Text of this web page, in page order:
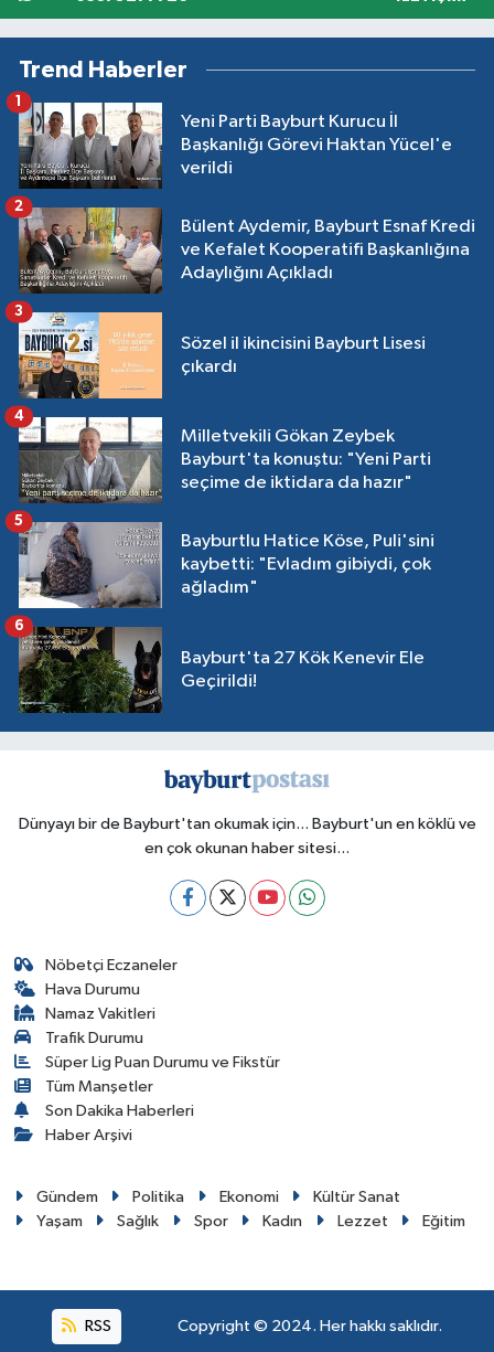
Trend Haberler
Yeni Parti Bayburt Kurucu İl
Başkanlığı Görevi Haktan Yücel'e
verildi
1
Bülent Aydemir, Bayburt Esnaf Kredi
ve Kefalet Kooperatifi Başkanlığına
Adaylığını Açıkladı
2
Sözel il ikincisini Bayburt Lisesi
çıkardı
3
Milletvekili Gökan Zeybek
Bayburt'ta konuştu: "Yeni Parti
seçime de iktidara da hazır"
4
Bayburtlu Hatice Köse, Puli'sini
kaybetti: "Evladım gibiydi, çok
ağladım"
5
Bayburt'ta 27 Kök Kenevir Ele
Geçirildi!
6
Dünyayı bir de Bayburt'tan okumak için... Bayburt'un en köklü ve
en çok okunan haber sitesi...
Nöbetçi Eczaneler
Hava Durumu
Namaz Vakitleri
Trafik Durumu
Süper Lig Puan Durumu ve Fikstür
Tüm Manşetler
Son Dakika Haberleri
Haber Arşivi
Gündem Politika Ekonomi
Kültür Sanat
Yaşam
Sağlık Spor Kadın Lezzet Eğitim
RSS Copyright © 2024. Her hakkı saklıdır.